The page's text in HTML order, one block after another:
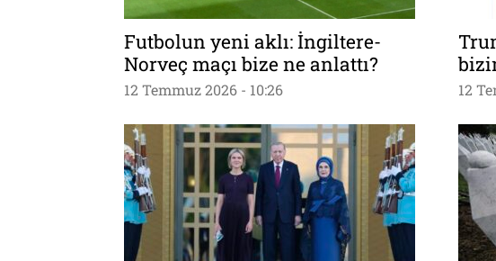
Futbolun yeni aklı: İngiltere-
Norveç maçı bize ne anlattı?
12 Temmuz 2026 - 10:26 12